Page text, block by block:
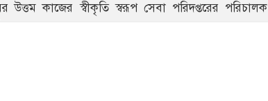
উত্তম কাজের স্বীকৃতি স্বরূপ সেবা পরিদপ্তরের পরিচালক